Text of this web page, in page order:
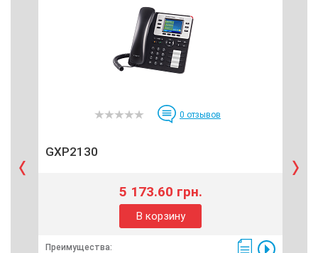
0 отзывов
GXP2130
5 173.60 грн.
В корзину
Преимущества: